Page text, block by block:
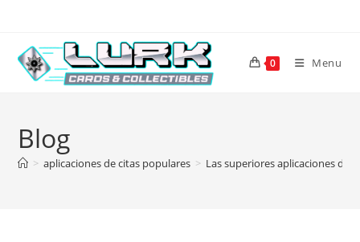
content
0 Menu
Blog
> aplicaciones de citas populares > Las superiores aplicaciones de